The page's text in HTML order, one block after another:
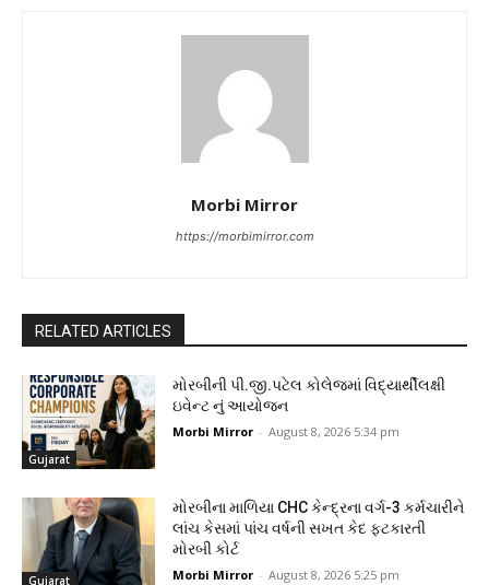
Morbi Mirror
https://morbimirror.com
RELATED ARTICLES
Gujarat
મોરબીની પી.જી.પટેલ કોલેજમાં વિદ્યાર્થીલક્ષી
ઇવેન્ટ નું આયોજન
Morbi Mirror - August 8, 2026 5:34 pm
Gujarat
મોરબીના માળિયા CHC કેન્દ્રના વર્ગ-3 કર્મચારીને
લાંચ કેસમાં પાંચ વર્ષની સખત કેદ ફટકારતી
મોરબી કોર્ટ
Morbi Mirror - August 8, 2026 5:25 pm